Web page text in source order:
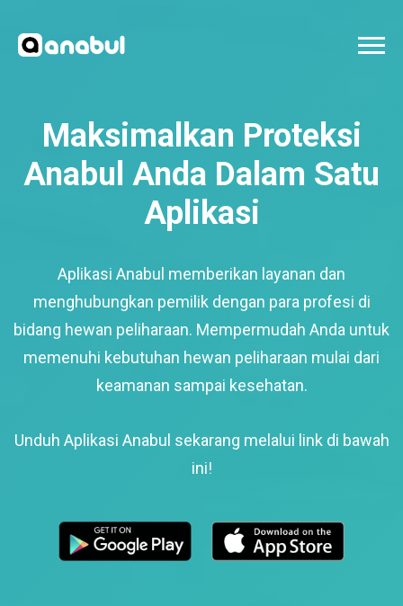
Maksimalkan Proteksi
Anabul Anda Dalam Satu
Aplikasi
Aplikasi Anabul memberikan layanan dan
menghubungkan pemilik dengan para profesi di
bidang hewan peliharaan. Mempermudah Anda untuk
memenuhi kebutuhan hewan peliharaan mulai dari
keamanan sampai kesehatan.
Unduh Aplikasi Anabul sekarang melalui link di bawah
ini!